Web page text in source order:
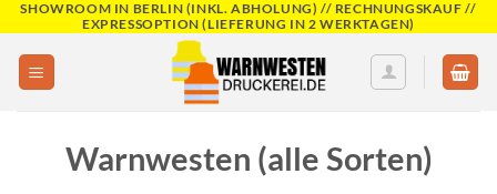
Skip
to
content
SHOWROOM IN BERLIN (INKL. ABHOLUNG) // RECHNUNGSKAUF //
EXPRESSOPTION (LIEFERUNG IN 2 WERKTAGEN)
Warnwesten (alle Sorten)